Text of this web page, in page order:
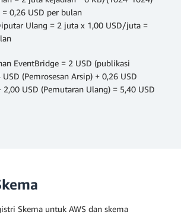
0,26 USD per bulan
Ulang = 2 juta x 1,00 USD/juta =
EventBridge = 2 USD (publikasi
(Pemrosesan Arsip) + 0,26 USD
2,00 USD (Pemutaran Ulang) = 5,40 USD
Skema untuk AWS dan skema